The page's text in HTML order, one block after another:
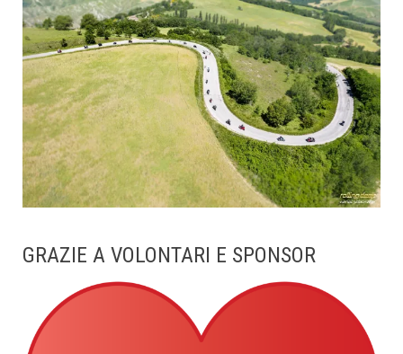
GRAZIE A VOLONTARI E SPONSOR